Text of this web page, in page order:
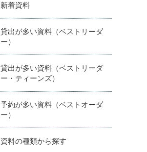
新着資料
貸出が多い資料（ベストリーダ
ー）
貸出が多い資料（ベストリーダ
ー・ティーンズ）
予約が多い資料（ベストオーダ
ー）
資料の種類から探す